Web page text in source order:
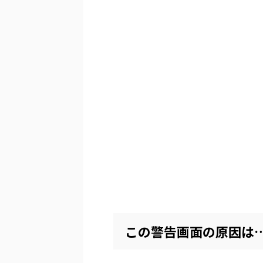
この警告画面の原因